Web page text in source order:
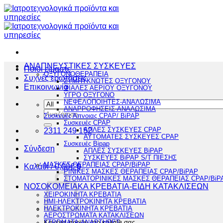
Μετάβαση
στο
περιεχόμενο
Ποιοι είμαστε
Συχνές ερωτήσεις
Επικοινωνία
Αναζήτηση
για:
2311 249 152
Σύνδεση
Καλάθι /0,00€ 0
ΑΝΑΠΝΕΥΣΤΙΚΕΣ ΣΥΣΚΕΥΕΣ
ΟΞΥΓΟΝΟΘΕΡΑΠΕΙΑ
ΣΥΜΠΥΚΝΩΤΕΣ ΟΞΥΓΟΝΟΥ
ΦΙΑΛΕΣ ΑΕΡΙΟΥ ΟΞΥΓΟΝΟΥ
ΥΓΡΟ ΟΞΥΓΟΝΟ
ΝΕΦΕΛΟΠΟΙΗΤΕΣ-ΑΝΑΛΩΣΙΜΑ
ΑΝΑΡΡΟΦΗΣΕΙΣ-ΑΝΑΛΩΣΙΜΑ
Συσκευές Άπνοιας CPAP/ BiPAP
Συσκευές CPAP
ΑΠΛΕΣ ΣΥΣΚΕΥΕΣ CPAP
ΑΥΤΟΜΑΤΕΣ ΣΥΣΚΕΥΕΣ CPAP
Συσκευές Bipap
ΑΠΛΕΣ ΣΥΣΚΕΥΕΣ BiPAP
ΣΥΣΚΕΥΕΣ BiPAP S/T ΠΙΕΣΗΣ
ΜΑΣΚΕΣ ΘΕΡΑΠΕΙΑΣ CPAP/BiPAP
ΡΙΝΙΚΕΣ ΜΑΣΚΕΣ ΘΕΡΑΠΕΙΑΣ CPAP/BiPAP
ΣΤΟΜΑΤΟΡΙΝΙΚΕΣ ΜΑΣΚΕΣ ΘΕΡΑΠΕΙΑΣ CPAP/
ΝΟΣΟΚΟΜΕΙΑΚΑ ΚΡΕΒΑΤΙΑ-ΕΙΔΗ ΚΑΤΑΚΛΙΣΕΩΝ
ΧΕΙΡΟΚΙΝΗΤΑ ΚΡΕΒΑΤΙΑ
ΗΜΙ-ΗΛΕΚΤΡΟΚΙΝΗΤΑ ΚΡΕΒΑΤΙΑ
ΗΛΕΚΤΡΟΚΙΝΗΤΑ ΚΡΕΒΑΤΙΑ
ΑΕΡΟΣΤΡΩΜΑΤΑ ΚΑΤΑΚΛΙΣΕΩΝ